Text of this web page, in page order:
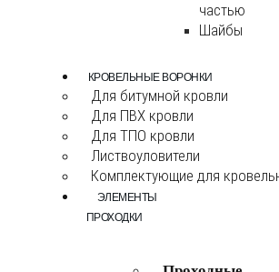
частью
Шайбы
КРОВЕЛЬНЫЕ ВОРОНКИ
Для битумной кровли
Для ПВХ кровли
Для ТПО кровли
Листвоуловители
Комплектующие для
ЭЛЕМЕНТЫ
ПРОХОДКИ